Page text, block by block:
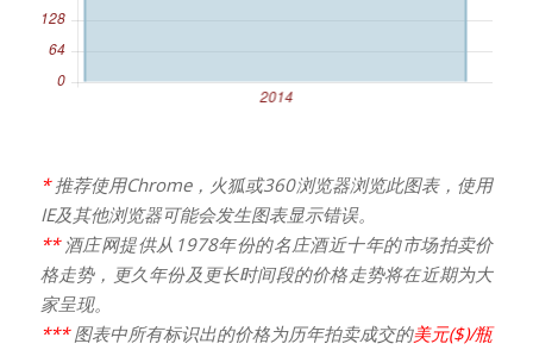
*推荐使用Chrome，火狐或360浏览器浏览此图表，使用
IE及其他浏览器可能会发生图表显示错误。
** 酒庄网提供从1978年份的名庄酒近十年的市场拍卖价
格走势，更久年份及更长时间段的价格走势将在近期为大
家呈现。
***图表中所有标识出的价格为历年拍卖成交的美元($)/瓶